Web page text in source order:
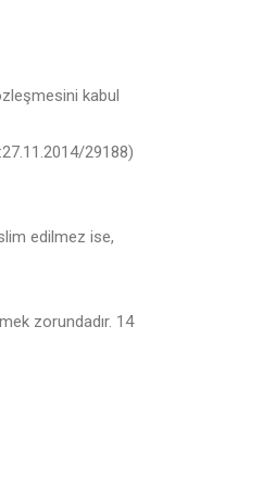
kabul
29188)
edilmez ise,
zorundadır. 14